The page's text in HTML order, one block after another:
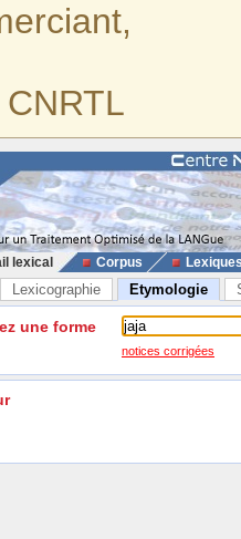
lexical Corpus
Lexicographie Etymologie
une forme
notices corrigées